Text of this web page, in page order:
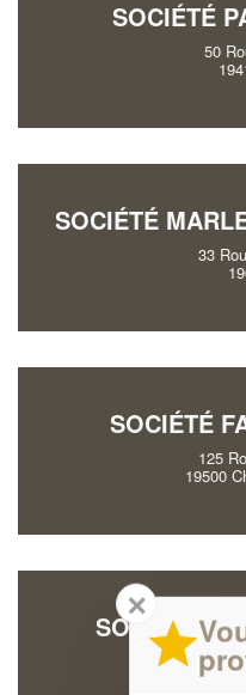
SOCIÉTÉ
50
SOCIÉTÉ
33
SOCIÉTÉ
125
19500
SOCIÉTÉ
4 Rue
19100
✕